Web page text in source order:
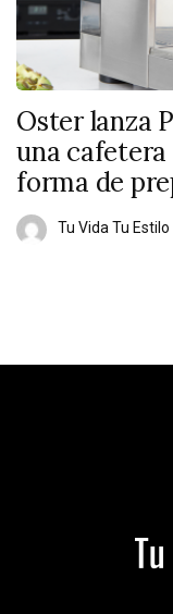
Oster lanza
una cafetera
forma de
Tu Vida Tu Estilo